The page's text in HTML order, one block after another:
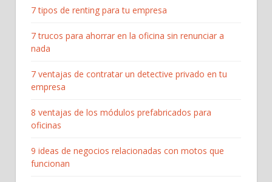
7 tipos de renting para tu empresa
7 trucos para ahorrar en la oficina sin renunciar a
nada
7 ventajas de contratar un detective privado en tu
empresa
8 ventajas de los módulos prefabricados para
oficinas
9 ideas de negocios relacionadas con motos que
funcionan